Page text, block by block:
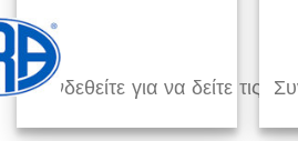
Συνδεθείτε για να δείτε τις